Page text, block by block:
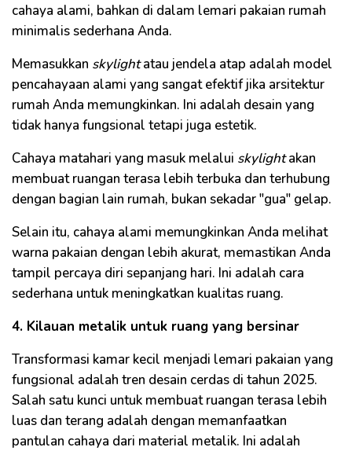
cahaya alami, bahkan di dalam lemari pakaian rumah
minimalis sederhana Anda.
Memasukkan skylightatau jendela atap adalah model
pencahayaan alami yang sangat efektif jika arsitektur
rumah Anda memungkinkan. Ini adalah desain yang
tidak hanya fungsional tetapi juga estetik.
Cahaya matahari yang masuk melalui skylightakan
membuat ruangan terasa lebih terbuka dan terhubung
dengan bagian lain rumah, bukan sekadar "gua" gelap.
Selain itu, cahaya alami memungkinkan Anda melihat
warna pakaian dengan lebih akurat, memastikan Anda
tampil percaya diri sepanjang hari. Ini adalah cara
sederhana untuk meningkatkan kualitas ruang.
4. Kilauan metalik untuk ruang yang bersinar
Transformasi kamar kecil menjadi lemari pakaian yang
fungsional adalah tren desain cerdas di tahun 2025.
Salah satu kunci untuk membuat ruangan terasa lebih
luas dan terang adalah dengan memanfaatkan
pantulan cahaya dari material metalik. Ini adalah